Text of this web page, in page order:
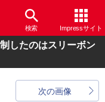
検索 Impressサイト
したのはスリーボン
次の画像